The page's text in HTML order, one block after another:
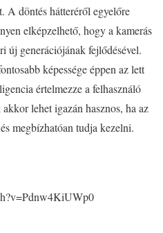
A döntés hátteréről egyelőre
elképzelhető, hogy a kamerás
új generációjának fejlődésével.
képessége éppen az lett
értelmezze a felhasználó
lehet igazán hasznos, ha az
megbízhatóan tudja kezelni.